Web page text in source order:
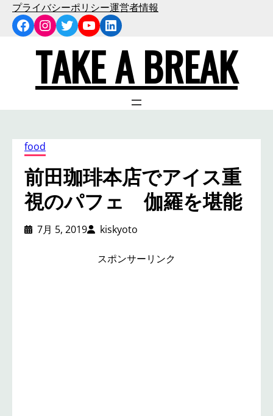
プライバシーポリシー運営者情報
Facebook
Instagram
Twitter
YouTube
LinkedIn
TAKE A BREAK
food
前田珈琲本店でアイス重
視のパフェ 伽羅を堪能
7月 5, 2019 kiskyoto
スポンサーリンク